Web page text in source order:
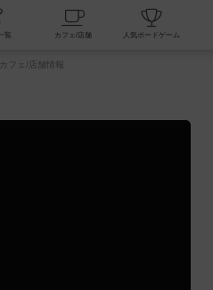
掲示板一覧 カフェ/店舗
カフェ/店舗情報